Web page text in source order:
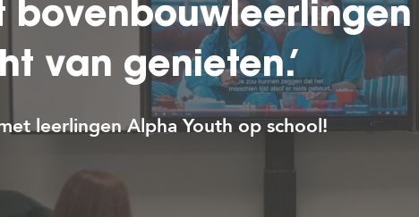
van genieten.’
leerlingen Alpha Youth op school!